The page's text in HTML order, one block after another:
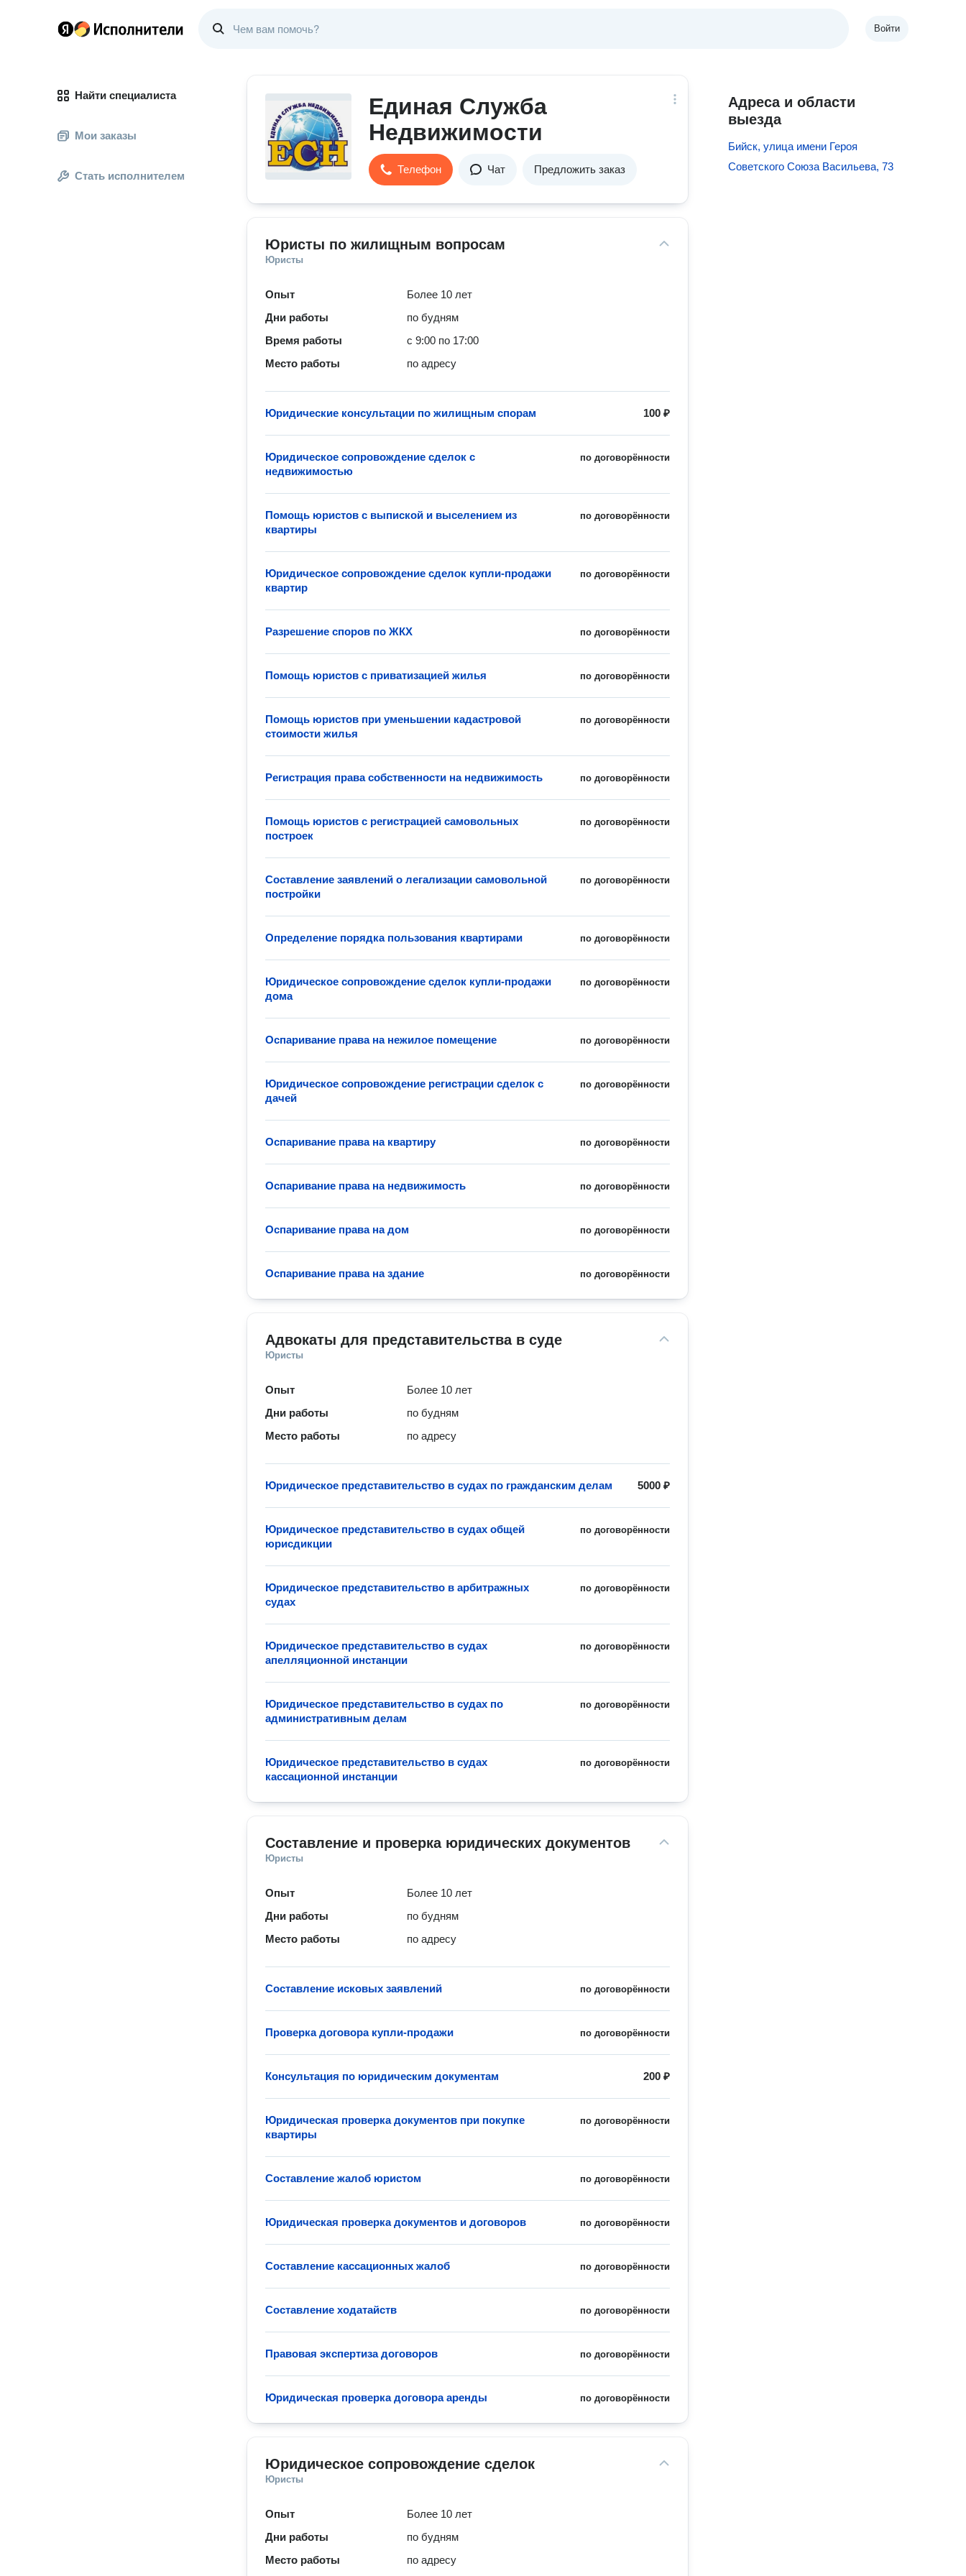
Войти
Найти специалиста
Мои заказы
Стать исполнителем
Единая Служба
Недвижимости
Телефон Чат Предложить заказ
Юристы по жилищным вопросам
Юристы
Опыт
Более 10 лет
Дни работы
по будням
Время работы
с 9:00 по 17:00
Место работы
по адресу
100 ₽
Юридические консультации по жилищным спорам
по договорённости
Юридическое сопровождение сделок с
недвижимостью
по договорённости
Помощь юристов с выпиской и выселением из
квартиры
по договорённости
Юридическое сопровождение сделок купли-продажи
квартир
по договорённости
Разрешение споров по ЖКХ
по договорённости
Помощь юристов с приватизацией жилья
по договорённости
Помощь юристов при уменьшении кадастровой
стоимости жилья
по договорённости
Регистрация права собственности на недвижимость
по договорённости
Помощь юристов с регистрацией самовольных
построек
по договорённости
Составление заявлений о легализации самовольной
постройки
по договорённости
Определение порядка пользования квартирами
по договорённости
Юридическое сопровождение сделок купли-продажи
дома
по договорённости
Оспаривание права на нежилое помещение
по договорённости
Юридическое сопровождение регистрации сделок с
дачей
по договорённости
Оспаривание права на квартиру
по договорённости
Оспаривание права на недвижимость
по договорённости
Оспаривание права на дом
по договорённости
Оспаривание права на здание
Адвокаты для представительства в суде
Юристы
Опыт
Более 10 лет
Дни работы
по будням
Место работы
по адресу
5000 ₽
Юридическое представительство в судах по гражданским делам
по договорённости
Юридическое представительство в судах общей
юрисдикции
по договорённости
Юридическое представительство в арбитражных
судах
по договорённости
Юридическое представительство в судах
апелляционной инстанции
по договорённости
Юридическое представительство в судах по
административным делам
по договорённости
Юридическое представительство в судах
кассационной инстанции
Составление и проверка юридических документов
Юристы
Опыт
Более 10 лет
Дни работы
по будням
Место работы
по адресу
по договорённости
Составление исковых заявлений
по договорённости
Проверка договора купли-продажи
200 ₽
Консультация по юридическим документам
по договорённости
Юридическая проверка документов при покупке
квартиры
по договорённости
Составление жалоб юристом
по договорённости
Юридическая проверка документов и договоров
по договорённости
Составление кассационных жалоб
по договорённости
Составление ходатайств
по договорённости
Правовая экспертиза договоров
по договорённости
Юридическая проверка договора аренды
Юридическое сопровождение сделок
Юристы
Опыт
Более 10 лет
Дни работы
по будням
Место работы
по адресу
Адреса и области
выезда
Бийск, улица имени Героя
Советского Союза Васильева, 73